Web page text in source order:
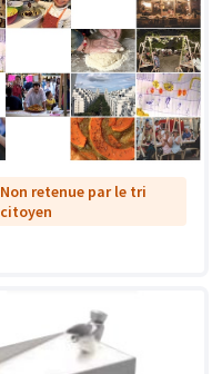
Non retenue par le tri
citoyen